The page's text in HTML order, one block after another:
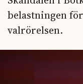
belastningen
valrörelsen.